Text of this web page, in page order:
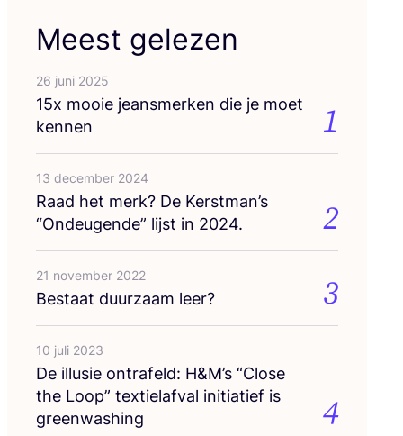
Meest gelezen
26 juni 2025
15x mooie jeans­mer­ken die je moet
kennen
1
13 december 2024
Raad het merk? De Kerstman’s
“Ondeu­gen­de” lijst in 2024. 2
21 november 2022
Bestaat duur­zaam leer? 3
10 juli 2023
De illu­sie ont­ra­feld: H&M’s “Clo­se
the Loop” tex­tiel­af­val ini­ti­a­tief is
greenwashing
4